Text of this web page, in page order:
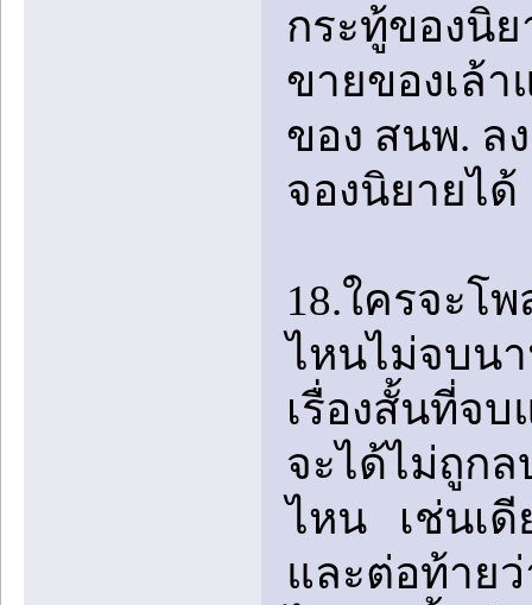
กระทู้ของนิ
ขายของเล้
ของ สนพ. ล
จองนิยายได้
18.ใครจะโ
ไหนไม่จบน
เรื่องสั้นที่จ
จะได้ไม่ถูกล
ไหน เช่นเดี
และต่อท้าย